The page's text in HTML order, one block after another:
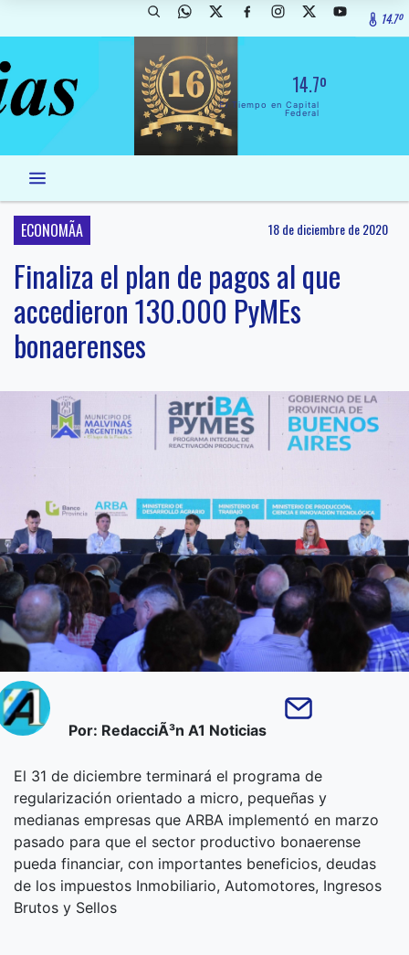
14.7º
14.7º
El Tiempo en Capital
Federal
ECONOMÃA 18 de diciembre de 2020
Finaliza el plan de pagos al que
accedieron 130.000 PyMEs
bonaerenses
Por: RedacciÃ³n A1 Noticias
El 31 de diciembre terminará el programa de
regularización orientado a micro, pequeñas y
medianas empresas que ARBA implementó en marzo
pasado para que el sector productivo bonaerense
pueda financiar, con importantes beneficios, deudas
de los impuestos Inmobiliario, Automotores, Ingresos
Brutos y Sellos